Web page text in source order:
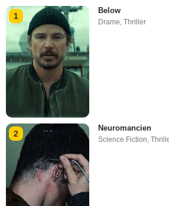
1
Below
Drame,Thriller
2
Neuromancien
Science Fiction,